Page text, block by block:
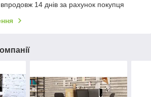
14 днів за рахунок покупця